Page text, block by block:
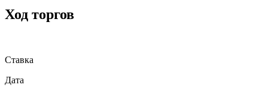
Ход торгов
Ставка
Дата